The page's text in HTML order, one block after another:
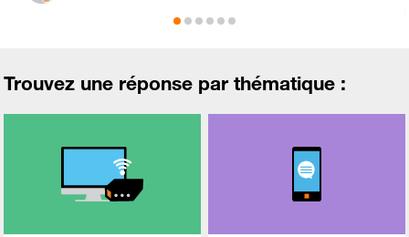
Trouvez une réponse par thématique :